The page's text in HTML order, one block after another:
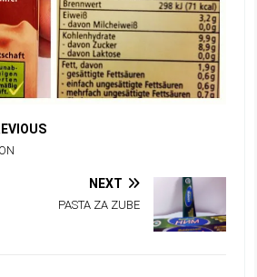
NEXT
PASTA ZA ZUBE